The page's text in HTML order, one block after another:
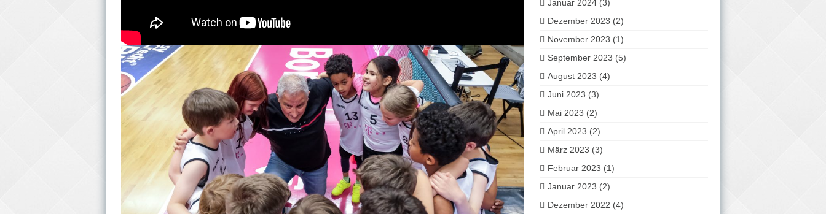
Januar 2024 (3)
Dezember 2023 (2)
November 2023 (1)
September 2023 (5)
August 2023 (4)
Juni 2023 (3)
Mai 2023 (2)
April 2023 (2)
März 2023 (3)
Februar 2023 (1)
Januar 2023 (2)
Dezember 2022 (4)